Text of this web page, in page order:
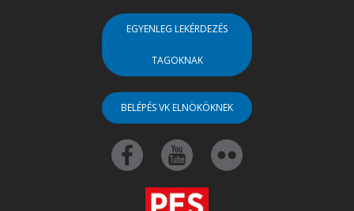
EGYENLEG LEKÉRDEZÉS
TAGOKNAK
BELÉPÉS VK ELNÖKÖKNEK